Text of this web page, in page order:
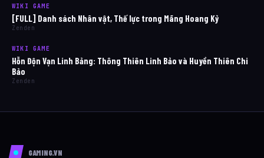
WIKI GAME
[FULL] Danh sách Nhân vật, Thế lực trong Mãng Hoang Kỷ
Zenden
WIKI GAME
Hỗn Độn Vạn Linh Bảng: Thông Thiên Linh Bảo và Huyền Thiên Chi
Bảo
Zenden
GAMING.VN